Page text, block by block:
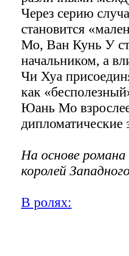
Через серию
становится
Мо, Ван Кунь У
начальником, а
Чи Хуа
как
Юань Мо
дипломатические
На основе
королей
В ролях: